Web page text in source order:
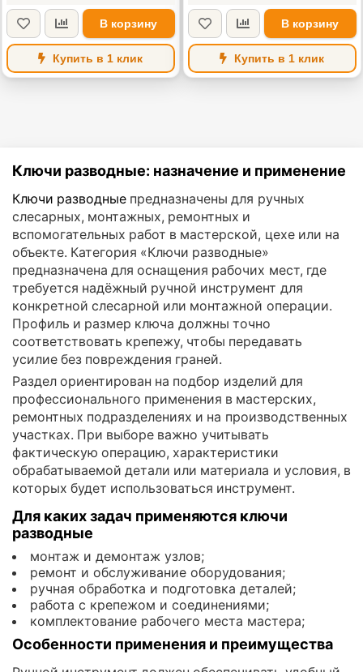
В корзину
Купить в 1 клик
В корзину
Купить в 1 клик
Ключи разводные: назначение и применение
Ключи разводные предназначены для ручных
слесарных, монтажных, ремонтных и
вспомогательных работ в мастерской, цехе или на
объекте. Категория «Ключи разводные»
предназначена для оснащения рабочих мест, где
требуется надёжный ручной инструмент для
конкретной слесарной или монтажной операции.
Профиль и размер ключа должны точно
соответствовать крепежу, чтобы передавать
усилие без повреждения граней.
Раздел ориентирован на подбор изделий для
профессионального применения в мастерских,
ремонтных подразделениях и на производственных
участках. При выборе важно учитывать
фактическую операцию, характеристики
обрабатываемой детали или материала и условия, в
которых будет использоваться инструмент.
Для каких задач применяются ключи
разводные
монтаж и демонтаж узлов;
ремонт и обслуживание оборудования;
ручная обработка и подготовка деталей;
работа с крепежом и соединениями;
комплектование рабочего места мастера;
Особенности применения и преимущества